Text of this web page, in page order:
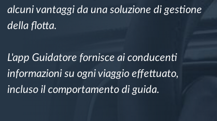
Pianificazione dei percorsi e monitoraggio
Identificazione automatica del conducente
Scopri tutte le caratteristiche
alcuni vantaggi da una soluzione di gestione
della flotta.
L'app Guidatore fornisce ai conducenti
informazioni su ogni viaggio effettuato,
incluso il comportamento di guida.